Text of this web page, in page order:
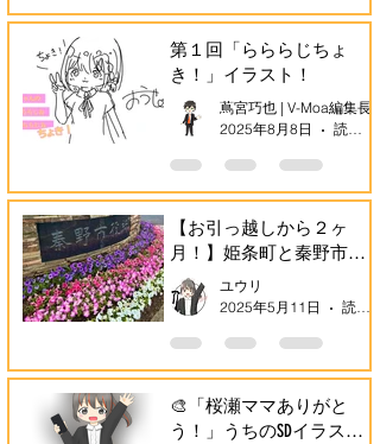
第１回「らららじちょ
き！」イラスト！
蔦宮巧也 | V-Moa編集長
2025年8月8日
読了時間: 1分
【お引っ越しから２ヶ
月！】姫条町と秦野市、
どっちもすっち好きなん
よ！
ユウリ
2025年5月11日
読了時間: 3分
🎨「桜瀬ママありがと
う！」うちのSDイラスト